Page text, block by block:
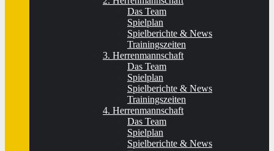
Das Team
Spielplan
Spielberichte & News
Trainingszeiten
3. Herrenmannschaft
Das Team
Spielplan
Spielberichte & News
Trainingszeiten
4. Herrenmannschaft
Das Team
Spielplan
Spielberichte & News